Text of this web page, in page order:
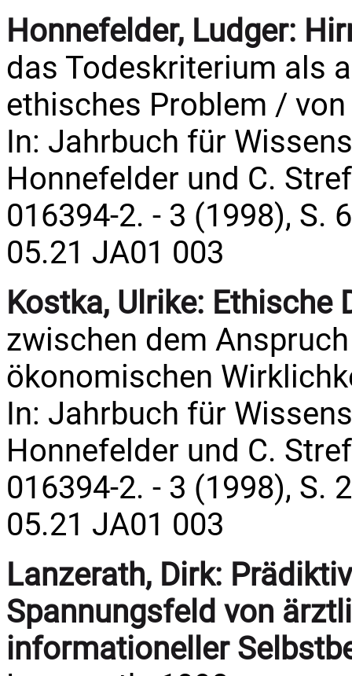
Honnefelder, Ludger:
das Todeskriterium als
ethisches Problem /
In: Jahrbuch für
Honnefelder und C.
016394-2. - 3 (1998), S.
05.21 JA01 003
Kostka, Ulrike: Ethische
zwischen dem
ökonomischen
In: Jahrbuch für
Honnefelder und C.
016394-2. - 3 (1998), S.
05.21 JA01 003
Lanzerath, Dirk:
Spannungsfeld von
informationeller